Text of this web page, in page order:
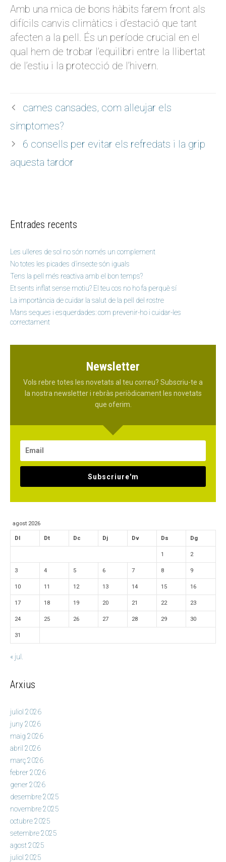
Amb una mica de bons hàbits farem front als
difícils canvis climàtics i d’estació que tant
afecten a la pell. És un període crucial en el
qual hem de trobar l’equilibri entre la llibertat
de l’estiu i la protecció de l’hivern.
cames cansades, com alleujar els
símptomes?
6 consells per evitar els refredats i la grip
aquesta tardor
Entrades recents
Les ulleres de sol no són només un complement
No totes les picades d’insecte són iguals
Tens la pell més reactiva amb el bon temps?
Et sents inflat sense motiu? El teu cos no ho fa perquè sí
La importància de cuidar la salut de la pell del rostre
Mans seques i esquerdades: com prevenir-ho i cuidar-les
correctament
Newsletter
Vols rebre totes les novetats al teu correu? Subscriu-te a
la nostra newsletter i rebràs periòdicament les novetats
que oferim.
Subscriure'm
agost 2026
Dl Dt Dc Dj Dv Ds Dg
1 2
3 4 5 6 7 8 9
10 11 12 13 14 15 16
17 18 19 20 21 22 23
24 25 26 27 28 29 30
31
« jul.
Arxius
juliol 2026
juny 2026
maig 2026
abril 2026
març 2026
febrer 2026
gener 2026
desembre 2025
novembre 2025
octubre 2025
setembre 2025
agost 2025
juliol 2025